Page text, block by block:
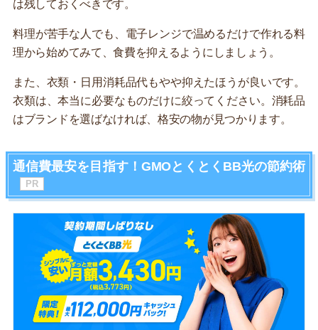
は残しておくべきです。
料理が苦手な人でも、電子レンジで温めるだけで作れる料
理から始めてみて、食費を抑えるようにしましょう。
また、衣類・日用消耗品代もやや抑えたほうが良いです。
衣類は、本当に必要なものだけに絞ってください。消耗品
はブランドを選ばなければ、格安の物が見つかります。
通信費最安を目指す！GMOとくとくBB光の節約術